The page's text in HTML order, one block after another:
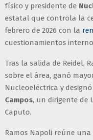
físico y presidente de
estatal que controla la
febrero de 2026 con la
cuestionamientos
Tras la salida de Reidel,
sobre el área, ganó
Nucleoeléctrica y
Campos, un dirigente de
Caputo.
Ramos Napoli reúne una